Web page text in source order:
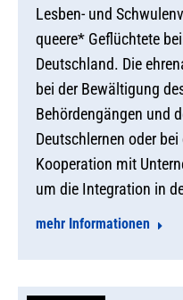
Lesben- und
queere* Geflüchtete
Deutschland. Die
bei der Bewältigung
Behördengängen und
Deutschlernen oder
Kooperation mit
um die Integration in
mehr Informationen